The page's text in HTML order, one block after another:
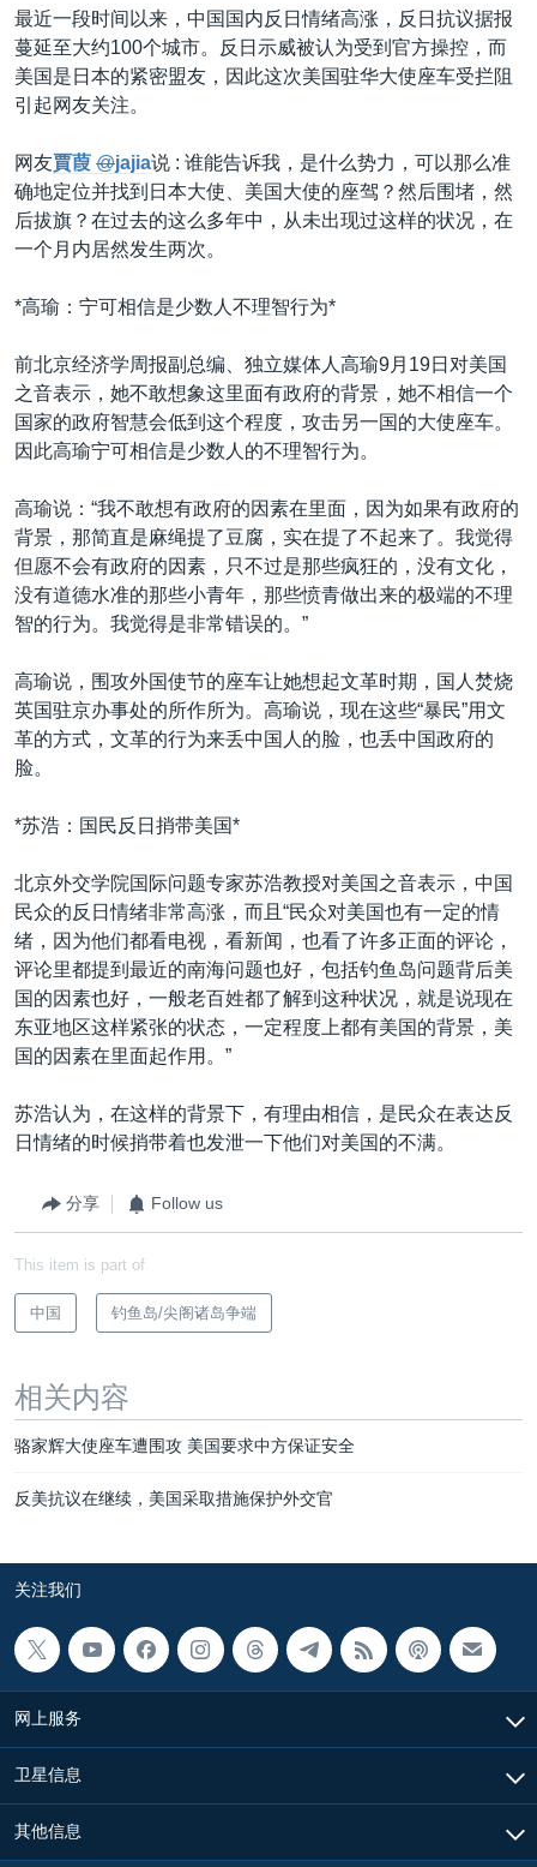
最近一段时间以来，中国国内反日情绪高涨，反日抗议据报
蔓延至大约100个城市。反日示威被认为受到官方操控，而
美国是日本的紧密盟友，因此这次美国驻华大使座车受拦阻
引起网友关注。
网友賈葭 @jajia说 : 谁能告诉我，是什么势力，可以那么准
确地定位并找到日本大使、美国大使的座驾？然后围堵，然
后拔旗？在过去的这么多年中，从未出现过这样的状况，在
一个月内居然发生两次。
*高瑜：宁可相信是少数人不理智行为*
前北京经济学周报副总编、独立媒体人高瑜9月19日对美国
之音表示，她不敢想象这里面有政府的背景，她不相信一个
国家的政府智慧会低到这个程度，攻击另一国的大使座车。
因此高瑜宁可相信是少数人的不理智行为。
高瑜说：“我不敢想有政府的因素在里面，因为如果有政府的
背景，那简直是麻绳提了豆腐，实在提了不起来了。我觉得
但愿不会有政府的因素，只不过是那些疯狂的，没有文化，
没有道德水准的那些小青年，那些愤青做出来的极端的不理
智的行为。我觉得是非常错误的。”
高瑜说，围攻外国使节的座车让她想起文革时期，国人焚烧
英国驻京办事处的所作所为。高瑜说，现在这些“暴民”用文
革的方式，文革的行为来丢中国人的脸，也丢中国政府的
脸。
*苏浩：国民反日捎带美国*
北京外交学院国际问题专家苏浩教授对美国之音表示，中国
民众的反日情绪非常高涨，而且“民众对美国也有一定的情
绪，因为他们都看电视，看新闻，也看了许多正面的评论，
评论里都提到最近的南海问题也好，包括钓鱼岛问题背后美
国的因素也好，一般老百姓都了解到这种状况，就是说现在
东亚地区这样紧张的状态，一定程度上都有美国的背景，美
国的因素在里面起作用。”
苏浩认为，在这样的背景下，有理由相信，是民众在表达反
日情绪的时候捎带着也发泄一下他们对美国的不满。
分享 Follow us
This item is part of
中国 钓鱼岛/尖阁诸岛争端
相关内容
骆家辉大使座车遭围攻 美国要求中方保证安全
反美抗议在继续，美国采取措施保护外交官
关注我们
网上服务
卫星信息
其他信息